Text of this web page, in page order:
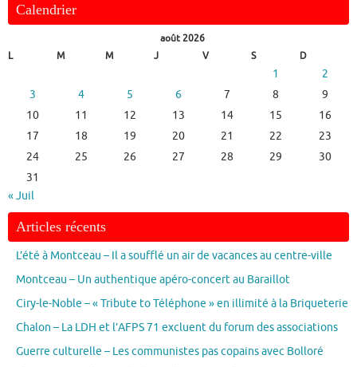
Calendrier
août 2026
L
M M J V S D
1
2
3
4 5 6 7 8
9
10
11 12 13 14 15
16
17
18 19 20 21 22
23
24
25 26 27 28 29
30
31
« Juil
Articles récents
L’été à Montceau – Il a soufflé un air de vacances au centre-ville
Montceau – Un authentique apéro-concert au Baraillot
Ciry-le-Noble – « Tribute to Téléphone » en illimité à la Briqueterie
Chalon – La LDH et l’AFPS 71 excluent du forum des associations
Guerre culturelle – Les communistes pas copains avec Bolloré